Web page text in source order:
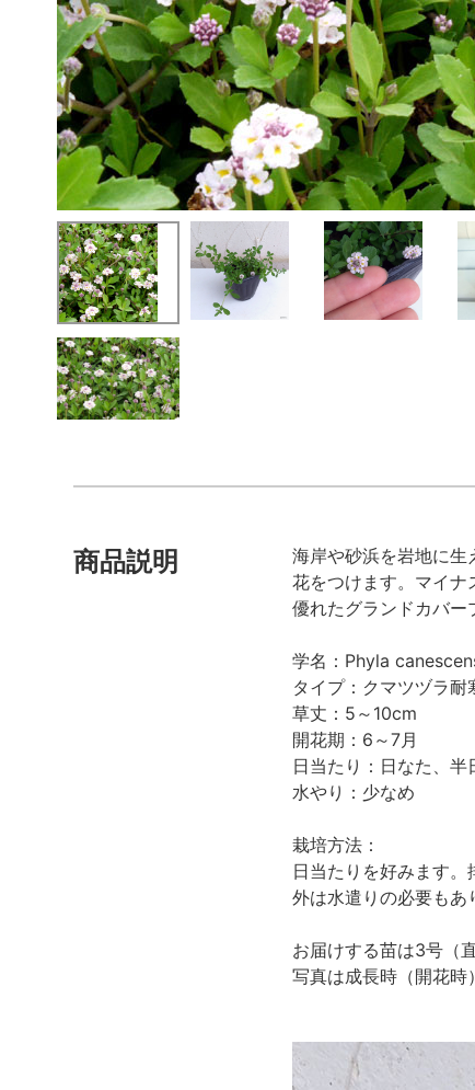
商品説明
海岸や砂浜を岩地に生
花をつけます。マイナ
優れたグランドカバー
学名：Phyla
タイプ：クマツヅラ耐
草丈：5～10cm
開花期：6～7月
日当たり：日なた、半
水やり：少なめ
栽培方法：
日当たりを好みます
外は水遣りの必要もあ
お届けする苗は3号（
写真は成長時（開花時